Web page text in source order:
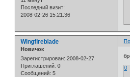
Последний визит:
2008-02-26 15:21:36
Wingfireblade
Новичок
Зарегистрирован: 2008-02-27
Приглашений: 0
Сообщений: 5
0